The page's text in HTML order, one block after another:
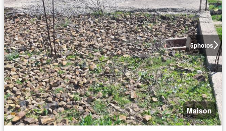
5photos
Maison